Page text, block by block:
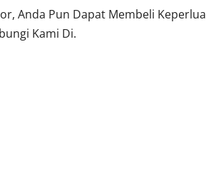
Anda Pun Dapat Membeli
Kami Di.